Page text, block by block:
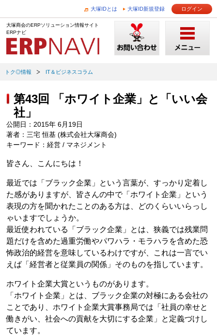
大塚IDとは 大塚ID新規登録 ログイン
大塚商会のERPソリューション情報サイト
ERPナビ
トク◎情報 IT＆ビジネスコラム
第43回 「ホワイト企業」と「いい会
社」
公開日：2015年 6月19日
著者：三宅 恒基 (株式会社大塚商会)
キーワード：経営 / マネジメント
皆さん、こんにちは！
最近では「ブラック企業」という言葉が、すっかり定着し
た感がありますが、皆さんの中で「ホワイト企業」という
表現の方を聞かれたことのある方は、どのくらいいらっし
ゃいますでしょうか。
最近使われている「ブラック企業」とは、狭義では残業問
題だけを含めた過重労働やパワハラ・モラハラを含めた恐
怖政治的経営を意味しているわけですが、これは一言でい
えば「経営者と従業員の関係」そのものを指しています。
ホワイト企業大賞というものがあります。
「ホワイト企業」とは、ブラック企業の対極にある会社の
ことであり、ホワイト企業大賞事務局では「社員の幸せと
働きがい、社会への貢献を大切にする企業」と定義づけし
ています。